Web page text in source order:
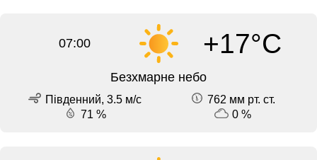
07:00 +17°C
Безхмарне небо
Південний, 3.5 м/с
762 мм рт. ст.
71 %
0 %